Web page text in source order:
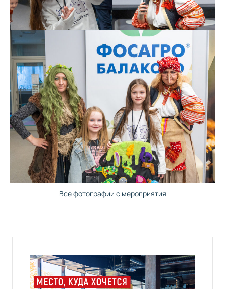
Все фотографии с мероприятия